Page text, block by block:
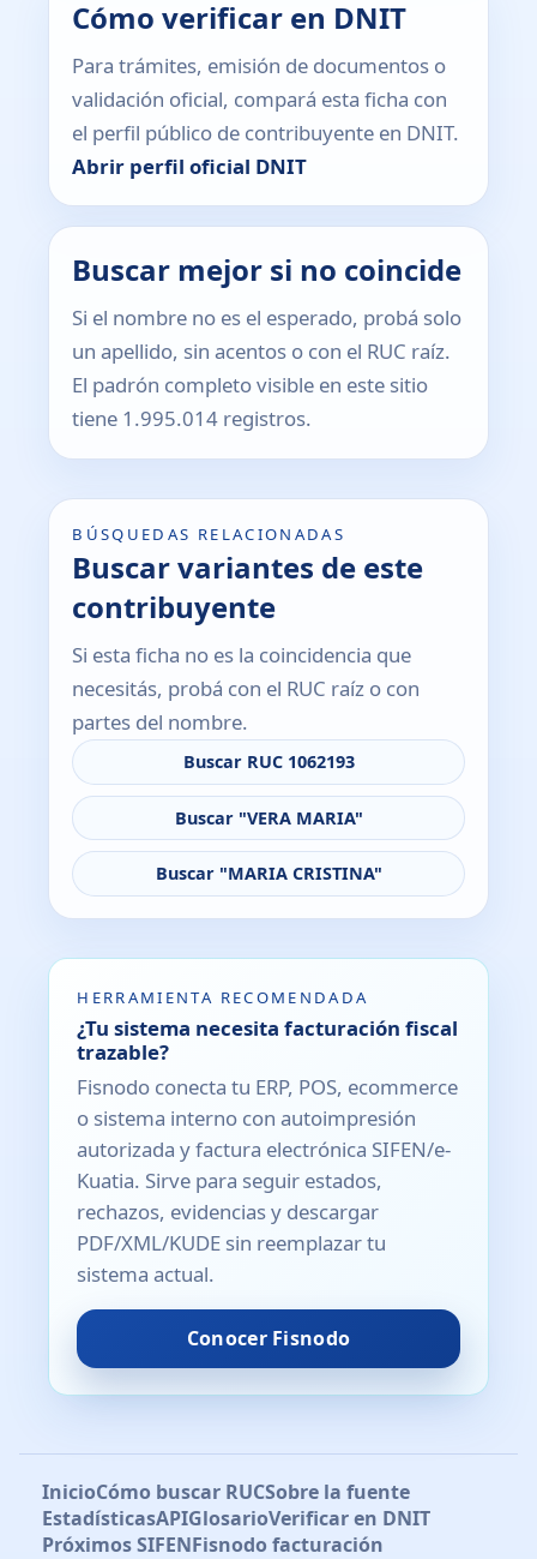
Cómo verificar en DNIT
Para trámites, emisión de documentos o
validación oficial, compará esta ficha con
el perfil público de contribuyente en DNIT.
Abrir perfil oficial DNIT
Buscar mejor si no coincide
Si el nombre no es el esperado, probá solo
un apellido, sin acentos o con el RUC raíz.
El padrón completo visible en este sitio
tiene 1.995.014 registros.
BÚSQUEDAS RELACIONADAS
Buscar variantes de este
contribuyente
Si esta ficha no es la coincidencia que
necesitás, probá con el RUC raíz o con
partes del nombre.
Buscar RUC 1062193
Buscar "VERA MARIA"
Buscar "MARIA CRISTINA"
HERRAMIENTA RECOMENDADA
¿Tu sistema necesita facturación fiscal
trazable?
Fisnodo conecta tu ERP, POS, ecommerce
o sistema interno con autoimpresión
autorizada y factura electrónica SIFEN/e-
Kuatia. Sirve para seguir estados,
rechazos, evidencias y descargar
PDF/XML/KUDE sin reemplazar tu
sistema actual.
Conocer Fisnodo
InicioCómo buscar RUCSobre la fuente
EstadísticasAPIGlosarioVerificar en DNIT
Próximos SIFENFisnodo facturación